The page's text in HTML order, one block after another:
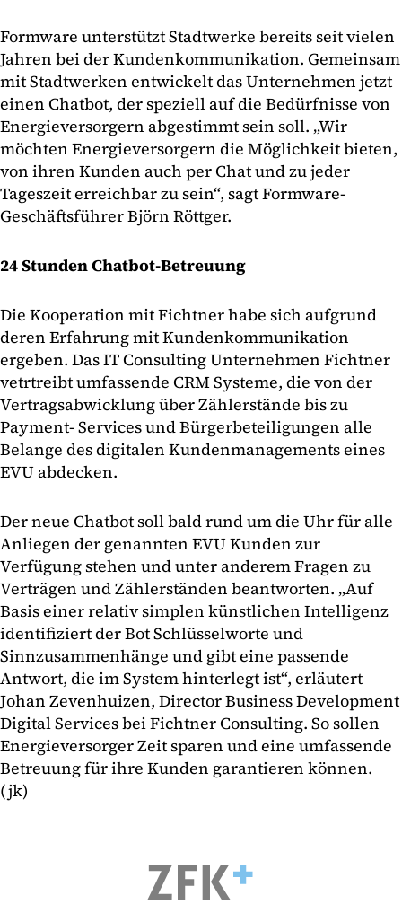
Formware unterstützt Stadtwerke bereits seit vielen
Jahren bei der Kundenkommunikation. Gemeinsam
mit Stadtwerken entwickelt das Unternehmen jetzt
einen Chatbot, der speziell auf die Bedürfnisse von
Energieversorgern abgestimmt sein soll. „Wir
möchten Energieversorgern die Möglichkeit bieten,
von ihren Kunden auch per Chat und zu jeder
Tageszeit erreichbar zu sein“, sagt Formware-
Geschäftsführer Björn Röttger.
24 Stunden Chatbot-Betreuung
Die Kooperation mit Fichtner habe sich aufgrund
deren Erfahrung mit Kundenkommunikation
ergeben. Das IT Consulting Unternehmen Fichtner
vetrtreibt umfassende CRM Systeme, die von der
Vertragsabwicklung über Zählerstände bis zu
Payment- Services und Bürgerbeteiligungen alle
Belange des digitalen Kundenmanagements eines
EVU abdecken.
Der neue Chatbot soll bald rund um die Uhr für alle
Anliegen der genannten EVU Kunden zur
Verfügung stehen und unter anderem Fragen zu
Verträgen und Zählerständen beantworten. „Auf
Basis einer relativ simplen künstlichen Intelligenz
identifiziert der Bot Schlüsselworte und
Sinnzusammenhänge und gibt eine passende
Antwort, die im System hinterlegt ist“, erläutert
Johan Zevenhuizen, Director Business Development
Digital Services bei Fichtner Consulting. So sollen
Energieversorger Zeit sparen und eine umfassende
Betreuung für ihre Kunden garantieren können.
(jk)